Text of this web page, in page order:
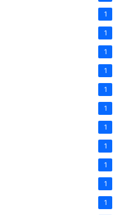
1
1
1
1
1
1
1
1
1
1
1